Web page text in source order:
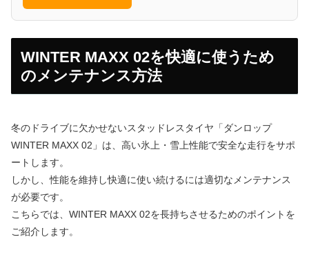
WINTER MAXX 02を快適に使うため
のメンテナンス方法
冬のドライブに欠かせないスタッドレスタイヤ「ダンロップ
WINTER MAXX 02」は、高い氷上・雪上性能で安全な走行をサポ
ートします。
しかし、性能を維持し快適に使い続けるには適切なメンテナンス
が必要です。
こちらでは、WINTER MAXX 02を長持ちさせるためのポイントを
ご紹介します。